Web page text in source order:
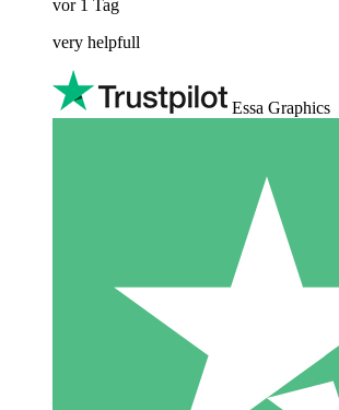
vor 1 Tag
very helpfull
Essa Graphics